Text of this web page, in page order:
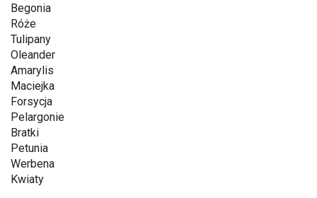
Begonia
Róże
Tulipany
Oleander
Amarylis
Maciejka
Forsycja
Pelargonie
Bratki
Petunia
Werbena
Kwiaty